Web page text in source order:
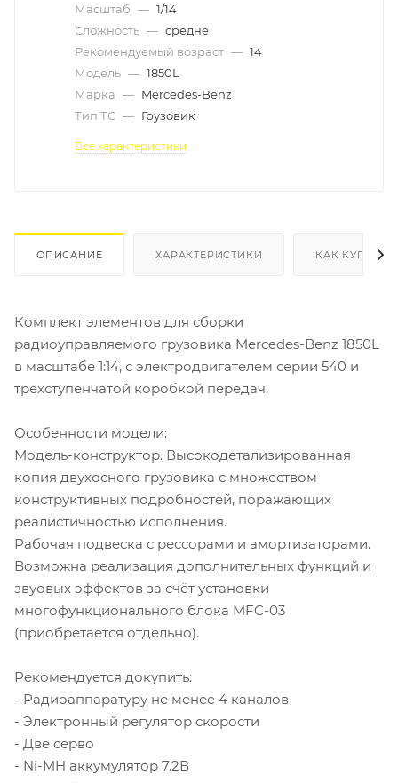
Масштаб — 1/14
Сложность — средне
Рекомендуемый возраст — 14
Модель — 1850L
Марка — Mercedes-Benz
Тип ТС — Грузовик
Все характеристики
ОПИСАНИЕ ХАРАКТЕРИСТИКИ КАК КУПИТЬ
Комплект элементов для сборки
радиоуправляемого грузовика Mercedes-Benz 1850L
в масштабе 1:14, с электродвигателем серии 540 и
трехступенчатой коробкой передач,
Особенности модели:
Модель-конструктор. Высокодетализированная
копия двухосного грузовика с множеством
конструктивных подробностей, поражающих
реалистичностью исполнения.
Рабочая подвеска с рессорами и амортизаторами.
Возможна реализация дополнительных функций и
звуовых эффектов за счёт установки
многофункционального блока MFC-03
(приобретается отдельно).
Рекомендуется докупить:
- Радиоаппаратуру не менее 4 каналов
- Электронный регулятор скорости
- Две серво
- Ni-MH аккумулятор 7.2В